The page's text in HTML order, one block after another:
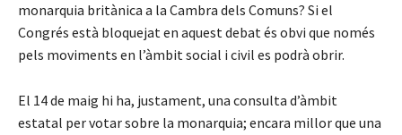
monarquia britànica a la Cambra dels Comuns? Si el
Congrés està bloquejat en aquest debat és obvi que només
pels moviments en l’àmbit social i civil es podrà obrir.
El 14 de maig hi ha, justament, una consulta d’àmbit
estatal per votar sobre la monarquia; encara millor que una